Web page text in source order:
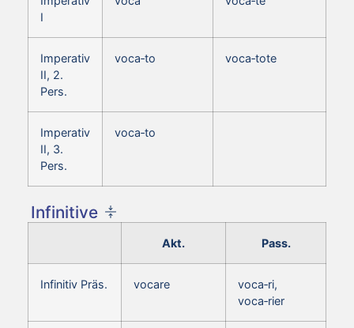
I
Imperativ
II, 2.
Pers.
voca‑to voca‑tote
Imperativ
II, 3.
Pers.
voca‑to
Infinitive
Akt. Pass.
Infinitiv Präs. vocare
voca‑ri,
voca‑rier